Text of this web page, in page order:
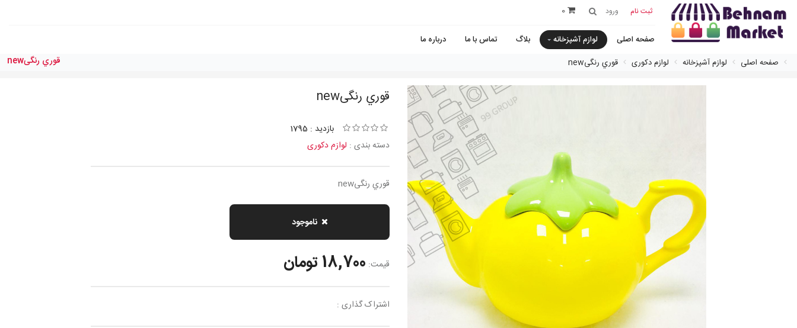
ثبت نام ورود 0
صفحه اصلی لوازم آشپزخانه بلاگ تماس با ما
درباره ما
صفحه اصلی
لوازم آشپزخانه لوازم دکوری قوري رنگیnew قوري رنگیnew
قوري رنگیnew
بازدید : 1795
دسته بندی : لوازم دکوری
قوري رنگیnew
ناموجود
قیمت: 18,700 تومان
اشتراک گذاری :